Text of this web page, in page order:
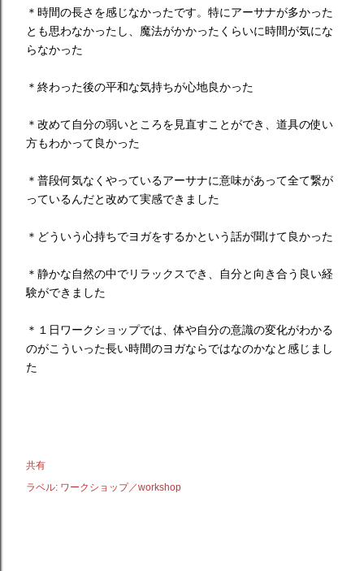
＊時間の長さを感じなかったです。特にアーサナが多かった
とも思わなかったし、魔法がかかったくらいに時間が気にな
らなかった
＊終わった後の平和な気持ちが心地良かった
＊改めて自分の弱いところを見直すことができ、道具の使い
方もわかって良かった
＊普段何気なくやっているアーサナに意味があって全て繋が
っているんだと改めて実感できました
＊どういう心持ちでヨガをするかという話が聞けて良かった
＊静かな自然の中でリラックスでき、自分と向き合う良い経
験ができました
＊１日ワークショップでは、体や自分の意識の変化がわかる
のがこういった長い時間のヨガならではなのかなと感じまし
た
共有
ラベル: ワークショップ／workshop